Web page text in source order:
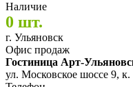
Наличие
0 шт.
г. Ульяновск
Офис продаж
Гостиница Арт-
ул. Московское шоссе 9, к.